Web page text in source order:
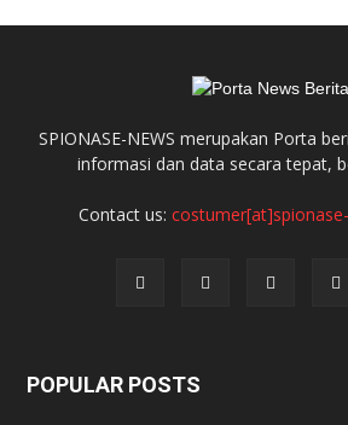
SPIONASE-NEWS merupakan Porta
informasi dan data secara tepat,
Contact us:
POPULAR POSTS